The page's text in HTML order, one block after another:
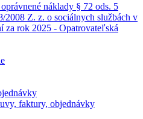
náklady § 72 ods. 5
2008 Z. z. o sociálnych službách v
za rok 2025 - Opatrovateľská
faktury, objednávky